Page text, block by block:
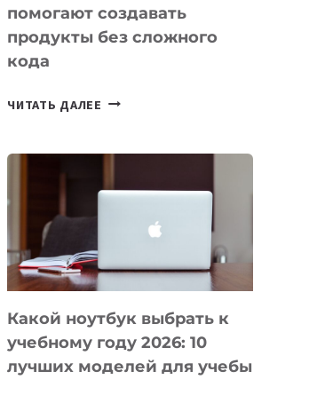
помогают создавать
продукты без сложного
кода
ЧИТАТЬ ДАЛЕЕ
КОТОРЫЕ
СОЗДАВАТЬ
БЕЗ
КОДА
Какой ноутбук выбрать к
учебному году 2026: 10
лучших моделей для учебы